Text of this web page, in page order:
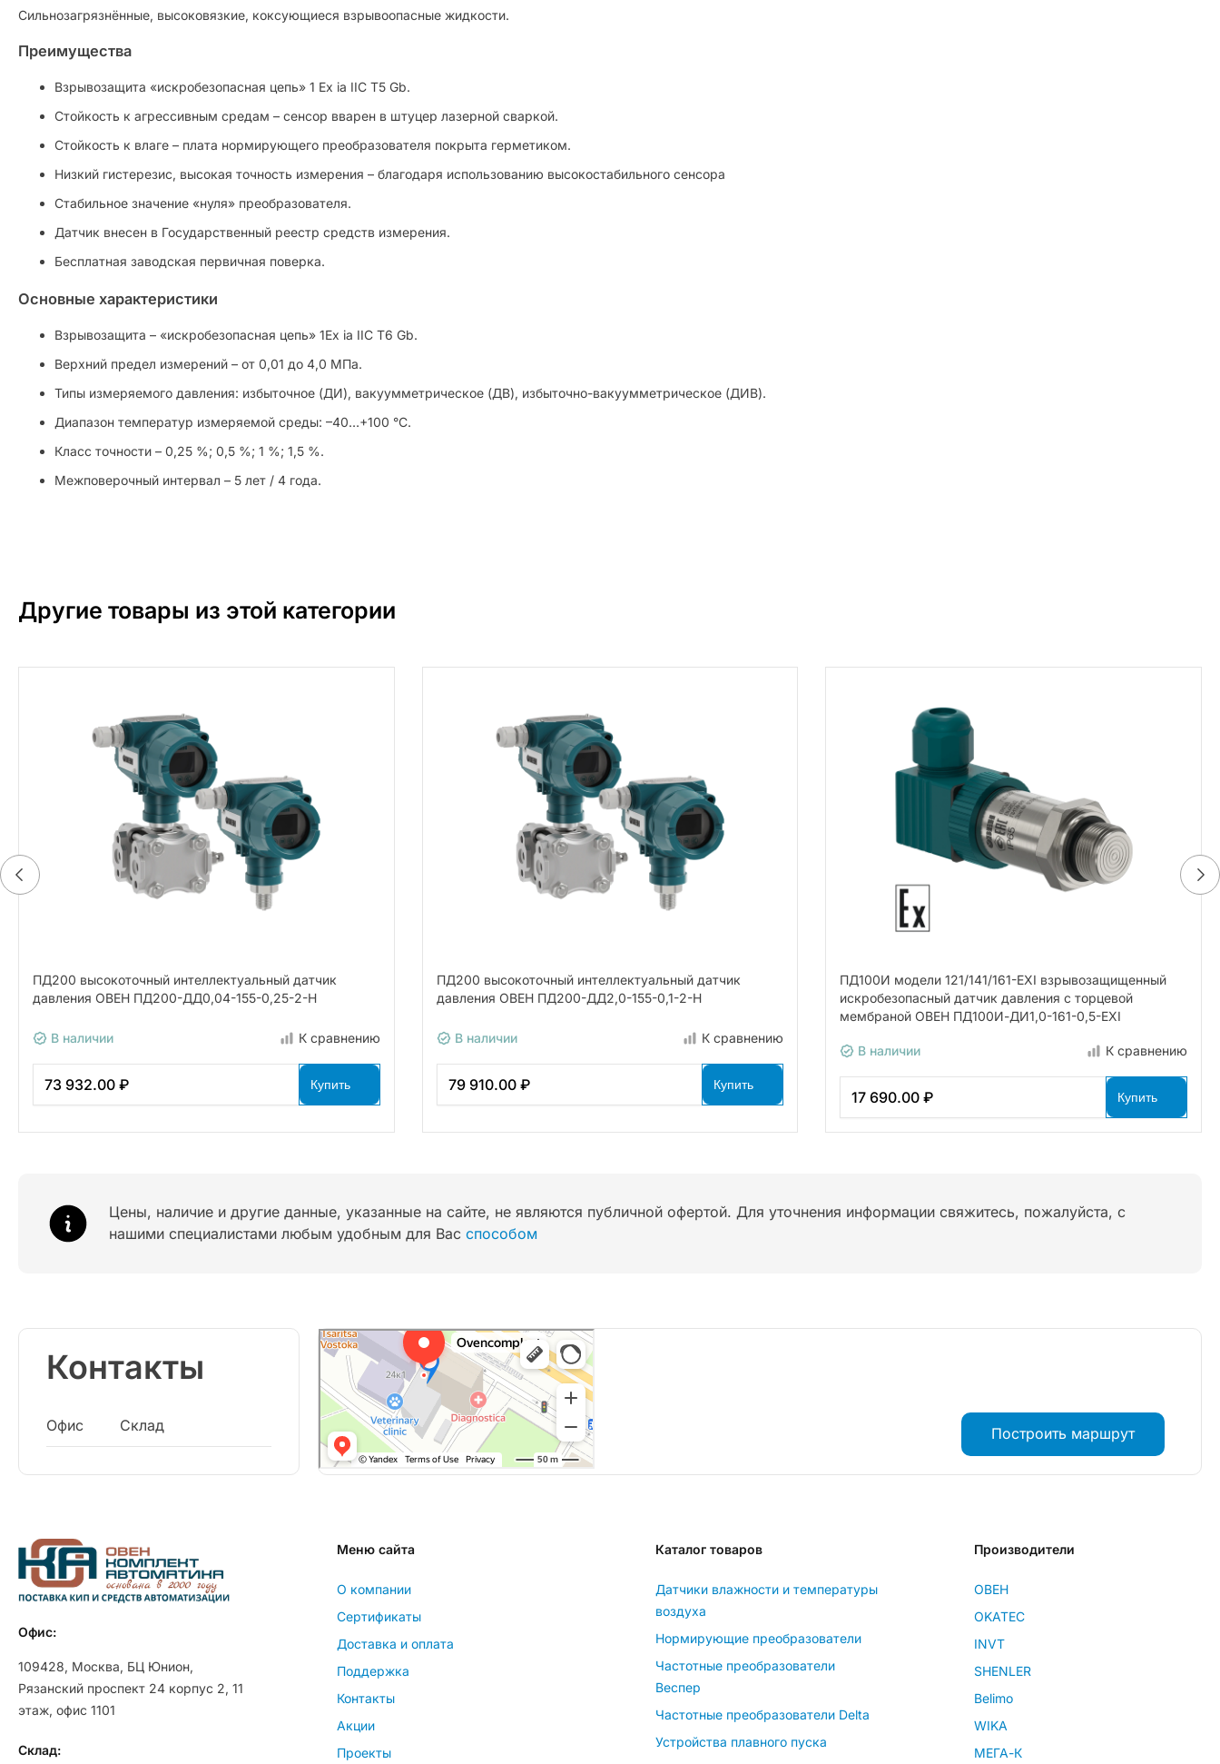
Cильнозагрязнённые, высоковязкие, коксующиеся взрывоопасные жидкости.
Преимущества
Взрывозащита «искробезопасная цепь» 1 Ex ia IIC T5 Gb.
Стойкость к агрессивным средам – сенсор вварен в штуцер лазерной сваркой.
Стойкость к влаге – плата нормирующего преобразователя покрыта герметиком.
Низкий гистерезис, высокая точность измерения – благодаря использованию высокостабильного сенсора
Стабильное значение «нуля» преобразователя.
Датчик внесен в Государственный реестр средств измерения.
Бесплатная заводская первичная поверка.
Основные характеристики
Взрывозащита – «искробезопасная цепь» 1Ex ia IIC T6 Gb.
Верхний предел измерений – от 0,01 до 4,0 МПа.
Типы измеряемого давления: избыточное (ДИ), вакуумметрическое (ДВ), избыточно-вакуумметрическое (ДИВ).
Диапазон температур измеряемой среды: –40…+100 °С.
Класс точности – 0,25 %; 0,5 %; 1 %; 1,5 %.
Межповерочный интервал – 5 лет / 4 года.
Другие товары из этой категории
ПД200 высокоточный интеллектуальный датчик
давления ОВЕН ПД200-ДД0,04-155-0,25-2-Н
В наличии К сравнению
73 932.00 ₽ Купить
ПД200 высокоточный интеллектуальный датчик
давления ОВЕН ПД200-ДД2,0-155-0,1-2-Н
В наличии К сравнению
79 910.00 ₽ Купить
ПД100И модели 121/141/161-EXI взрывозащищенный
искробезопасный датчик давления с торцевой
мембраной ОВЕН ПД100И-ДИ1,0-161-0,5-ЕХI
В наличии К сравнению
17 690.00 ₽ Купить
Цены, наличие и другие данные, указанные на сайте, не являются публичной офертой. Для уточнения информации свяжитесь, пожалуйста, с
нашими специалистами любым удобным для Вас способом
Контакты
Офис Склад Построить маршрут
Офис:
109428, Москва, БЦ Юнион,
Рязанский проспект 24 корпус 2, 11
этаж, офис 1101
Склад:
Меню сайта
О компании
Сертификаты
Доставка и оплата
Поддержка
Контакты
Акции
Проекты
Каталог товаров
Датчики влажности и температуры
воздуха
Нормирующие преобразователи
Частотные преобразователи
Веспер
Частотные преобразователи Delta
Устройства плавного пуска
Производители
ОВЕН
OKATEC
INVT
SHENLER
Belimo
WIKA
МЕГА-К